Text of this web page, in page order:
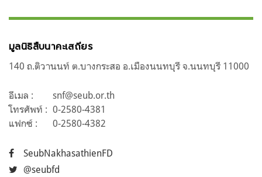
มูลนิธิสืบนาคะเสถียร
140 ถ.ติวานนท์ ต.บางกระสอ อ.เมืองนนทบุรี จ.นนทบุรี 11000
อีเมล :
snf@seub.or.th
โทรศัพท์ : 0-2580-4381
แฟกซ์ :
0-2580-4382
SeubNakhasathienFD
@seubfd